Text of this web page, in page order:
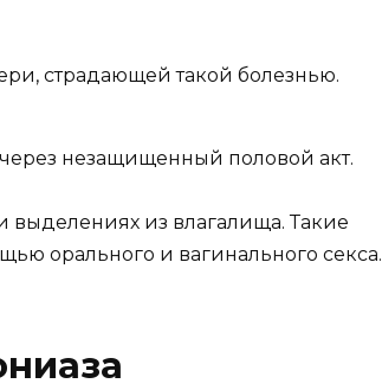
страдающей такой болезнью.
незащищенный половой акт.
из влагалища. Такие
орального и вагинального секса.